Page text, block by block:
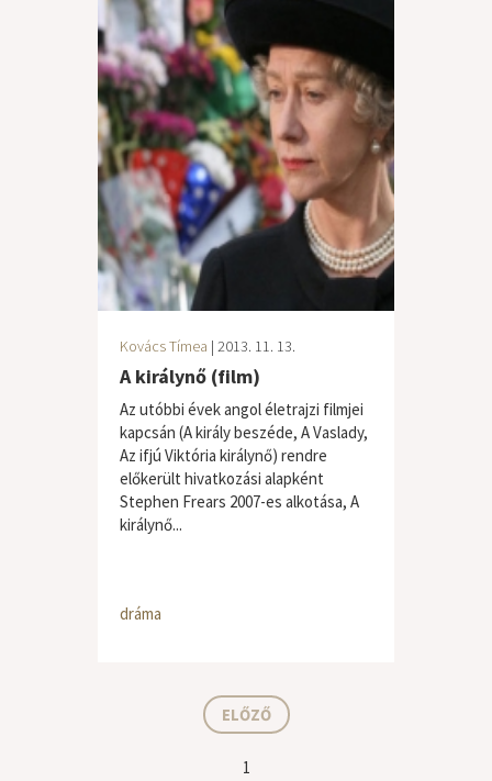
Kovács Tímea | 2013. 11. 13.
A királynő (film)
Az utóbbi évek angol életrajzi filmjei
kapcsán (A király beszéde, A Vaslady,
Az ifjú Viktória királynő) rendre
előkerült hivatkozási alapként
Stephen Frears 2007-es alkotása, A
királynő...
dráma
ELŐZŐ
1